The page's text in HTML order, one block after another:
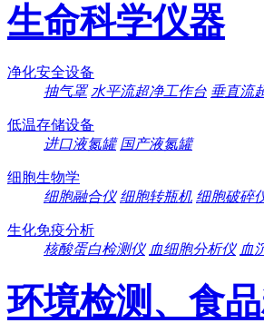
生命科学仪器
净化安全设备
抽气罩 水平流超净工作台 垂直流
低温存储设备
进口液氮罐 国产液氮罐
细胞生物学
细胞融合仪 细胞转瓶机 细胞破碎
生化免疫分析
核酸蛋白检测仪 血细胞分析仪 血
环境检测、食